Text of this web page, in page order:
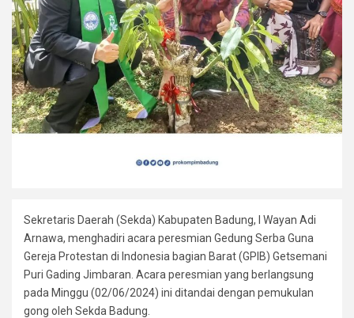
Sekretaris Daerah (Sekda) Kabupaten Badung, I Wayan Adi
Arnawa, menghadiri acara peresmian Gedung Serba Guna
Gereja Protestan di Indonesia bagian Barat (GPIB) Getsemani
Puri Gading Jimbaran. Acara peresmian yang berlangsung
pada Minggu (02/06/2024) ini ditandai dengan pemukulan
gong oleh Sekda Badung.